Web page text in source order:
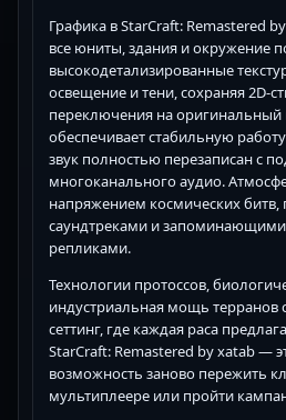
Графика в StarCraft: Remastered
все юниты, здания и окружение
высокодетализированные
освещение и тени, сохраняя 2D-
переключения на
обеспечивает стабильную
звук полностью перезаписан с
многоканального аудио.
напряжением космических битв,
саундтреками и
репликами.
Технологии протоссов,
индустриальная мощь терранов
сеттинг, где каждая раса
StarCraft: Remastered by xatab —
возможность заново пережить
мультиплеере или пройти